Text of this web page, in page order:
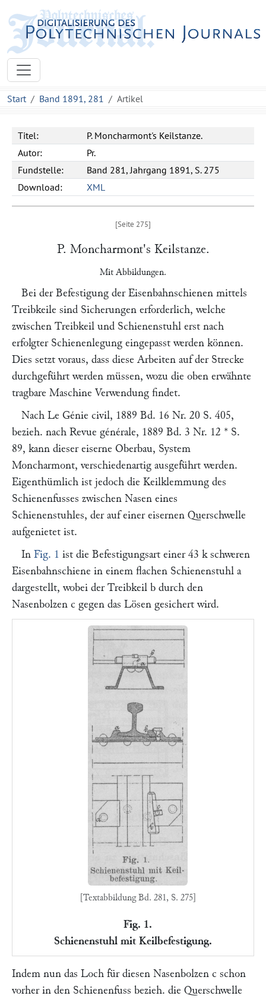
Start Band 1891, 281 Artikel
Titel:
P. Moncharmont's Keilstanze.
Autor:
Pr.
Fundstelle:
Band 281, Jahrgang 1891, S. 275
Download:
XML
P. Moncharmont's Keilstanze.
Mit Abbildungen.
Bei der Befestigung der Eisenbahnschienen mittels
Treibkeile sind Sicherungen erforderlich, welche
zwischen Treibkeil und Schienenstuhl erst nach
erfolgter Schienenlegung eingepasst werden können.
Dies setzt voraus, dass diese Arbeiten auf der Strecke
durchgeführt werden müssen, wozu die oben erwähnte
tragbare Maschine Verwendung findet.
Nach Le Génie civil, 1889 Bd. 16 Nr. 20 S. 405,
bezieh. nach Revue générale, 1889 Bd. 3 Nr. 12 * S.
89, kann dieser eiserne Oberbau, System
Moncharmont, verschiedenartig ausgeführt werden.
Eigenthümlich ist jedoch die Keilklemmung des
Schienenfusses zwischen Nasen eines
Schienenstuhles, der auf einer eisernen Querschwelle
aufgenietet ist.
In Fig. 1 ist die Befestigungsart einer 43 k schweren
Eisenbahnschiene in einem flachen Schienenstuhl a
dargestellt, wobei der Treibkeil b durch den
Nasenbolzen c gegen das Lösen gesichert wird.
[Textabbildung Bd. 281, S. 275]
Fig. 1.
Schienenstuhl mit Keilbefestigung.
Indem nun das Loch für diesen Nasenbolzen c schon
vorher in den Schienenfuss bezieh. die Querschwelle